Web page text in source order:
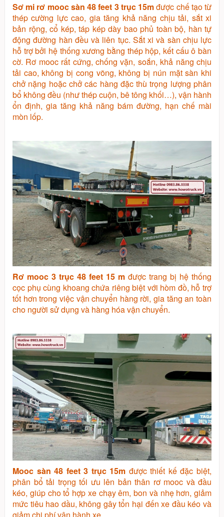
Sơ mi rơ mooc sàn 48 feet 3 trục 15mđược chế tạo từ
thép cường lực cao, gia tăng khả năng chịu tải, sắt xi
bản rộng, cổ kép, táp kép dày bao phủ toàn bộ, hàn tự
động đường hàn đều và liên tục. Sắt xi và sàn chịu lực
hỗ trợ bởi hệ thống xương bằng thép hộp, kết cấu ô bàn
cờ. Rơ mooc rất cứng, chống vặn, soắn, khả năng chịu
tải cao, không bị cong võng, không bị nún mặt sàn khi
chở nặng hoặc chở các hàng đặc thù trọng lượng phân
bổ không đều (như thép cuộn, bê tông khối…), vận hành
ổn định, gia tăng khả năng bám đường, hạn chế mài
mòn lốp.
Rơ mooc 3 trục 48 feet 15 m được trang bị hệ thống
cọc phụ cùng khoang chứa riêng biệt với hòm đồ, hỗ trợ
tốt hơn trong việc vận chuyển hàng rời, gia tăng an toàn
cho người sử dụng và hàng hóa vận chuyển.
Mooc sàn 48 feet 3 trục 15m được thiết kế đặc biệt,
phân bổ tải trọng tối ưu lên bản thân rơ mooc và đầu
kéo, giúp cho tổ hợp xe chạy êm, bon và nhẹ hơn, giảm
mức tiêu hao dầu, không gây tổn hại đến xe đầu kéo và